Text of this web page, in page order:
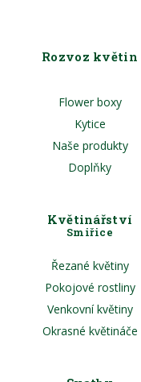
Rozvoz květin
Flower boxy
Kytice
Naše produkty
Doplňky
Květinářství
Smiřice
Řezané květiny
Pokojové rostliny
Venkovní květiny
Okrasné květináče